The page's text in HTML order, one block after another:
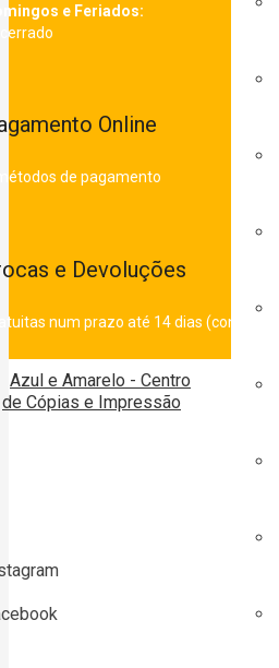
e Feriados:
Online
de pagamento
e Devoluções
num prazo até 14 dias